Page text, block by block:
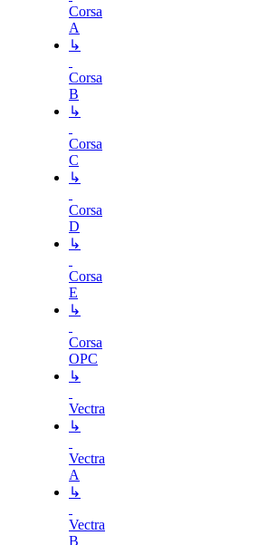
Corsa
A
↳
Corsa
B
↳
Corsa
C
↳
Corsa
D
↳
Corsa
E
↳
Corsa
OPC
↳
Vectra
↳
Vectra
A
↳
Vectra
B